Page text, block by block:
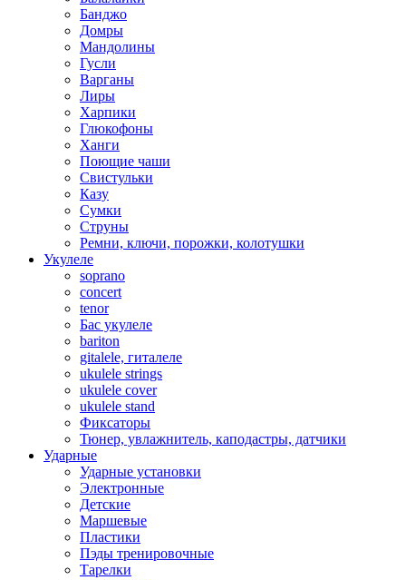
Банджо
Домры
Мандолины
Гусли
Варганы
Лиры
Харпики
Глюкофоны
Ханги
Поющие чаши
Свистульки
Казу
Сумки
Струны
Ремни, ключи, порожки, колотушки
Укулеле
soprano
concert
tenor
Бас укулеле
bariton
gitalele, гиталеле
ukulele strings
ukulele cover
ukulele stand
Фиксаторы
Тюнер, увлажнитель, каподастры, датчики
Ударные
Ударные установки
Электронные
Детские
Маршевые
Пластики
Пэды тренировочные
Тарелки